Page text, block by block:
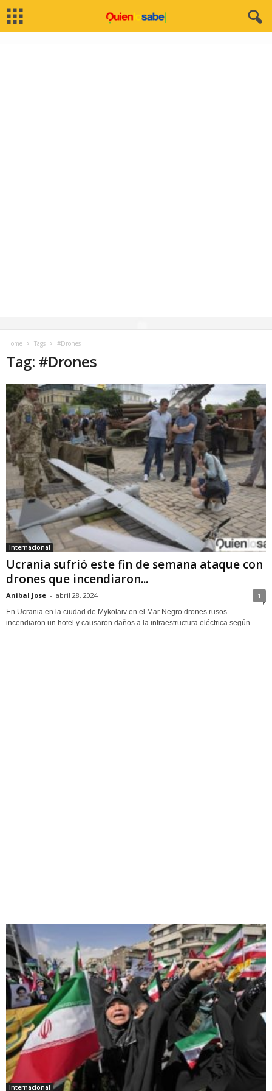
Home Tags #Drones
Tag: #Drones
Internacional
Ucrania sufrió este fin de semana ataque con
drones que incendiaron...
Anibal Jose - abril 28, 2024 1
En Ucrania en la ciudad de Mykolaiv en el Mar Negro drones rusos
incendiaron un hotel y causaron daños a la infraestructura eléctrica según...
Internacional